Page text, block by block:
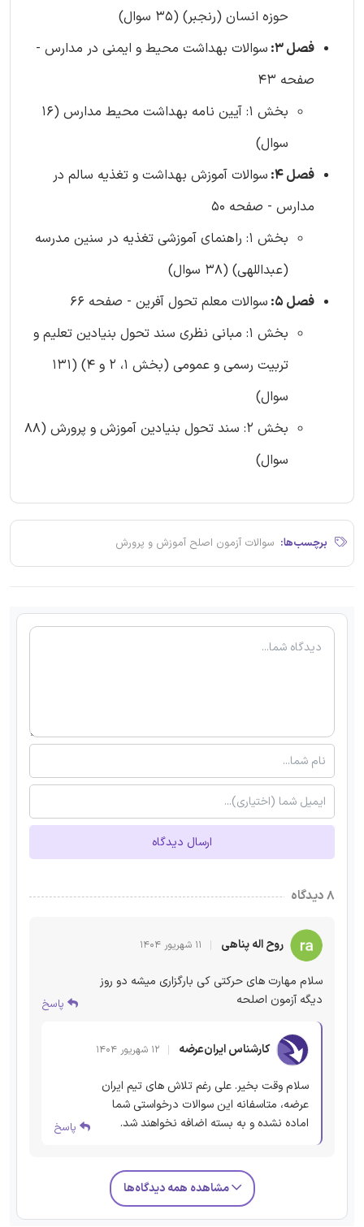
حوزه انسان (رنجبر) (35 سوال)
فصل 3:
سوالات بهداشت محیط و ایمنی در مدارس -
صفحه 43
بخش 1: آیین نامه بهداشت محیط مدارس (16
سوال)
فصل 4:
سوالات آموزش بهداشت و تغذیه سالم در
مدارس - صفحه 50
بخش 1: راهنمای آموزشی تغذیه در سنین مدرسه
(عبداللهی) (38 سوال)
فصل 5:
سوالات معلم تحول آفرین - صفحه 66
بخش 1: مبانی نظری سند تحول بنیادین تعلیم و
تربیت رسمی و عمومی (بخش 1، 2 و 4) (131
سوال)
بخش 2: سند تحول بنیادین آموزش و پرورش (88
سوال)
برچسب‌ها: سوالات آزمون اصلح آموزش و پرورش
ارسال دیدگاه
۸ دیدگاه
روح اله پناهی ۱۱ شهریور ۱۴۰۴
سلام مهارت های حرکتی کی بارگزاری میشه دو روز
دیگه آزمون اصلحه
پاسخ
کارشناس ایران‌عرضه ۱۲ شهریور ۱۴۰۴
سلام وقت بخیر. علی رغم تلاش های تیم ایران
عرضه، متاسفانه این سوالات درخواستی شما
اماده نشده و به بسته اضافه نخواهند شد.
پاسخ
مشاهده همه دیدگاه‌ها